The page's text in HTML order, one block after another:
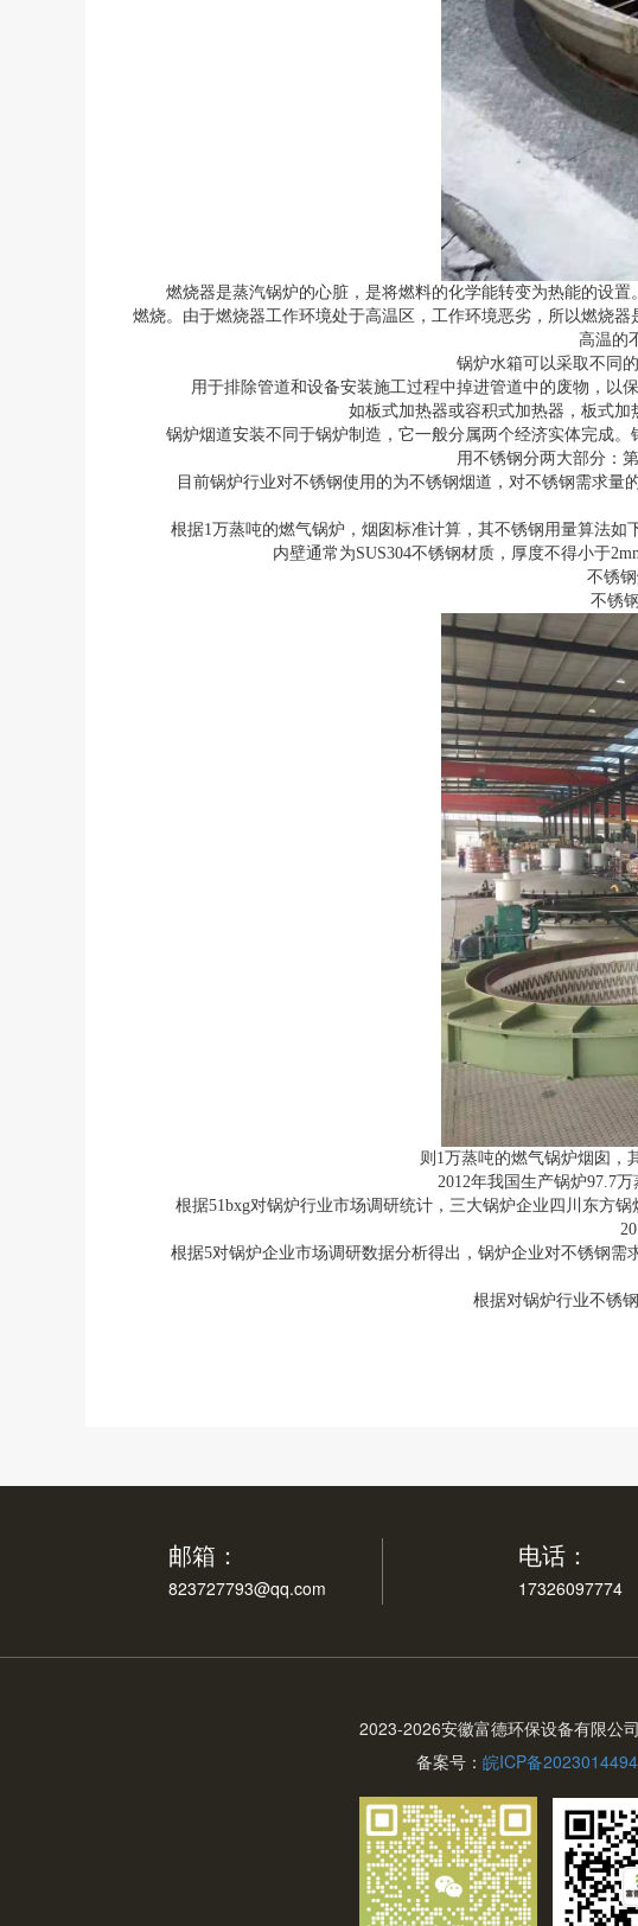
燃烧器是蒸汽锅炉的心脏，是将燃料的化学能转变为热能的设
燃烧。由于燃烧器工作环境处于高温区，工作环境恶劣，所以燃烧
高温的
锅炉水箱可以采取不同
用于排除管道和设备安装施工过程中掉进管道中的废物，以
如板式加热器或容积式加热器，板式加
锅炉烟道安装不同于锅炉制造，它一般分属两个经济实体完成
用不锈钢分两大部分：
目前锅炉行业对不锈钢使用的为不锈钢烟道，对不锈钢需求
根据1万蒸吨的燃气锅炉，烟囱标准计算，其不锈钢用量算法如
内壁通常为SUS304不锈钢材质，厚度不得小于
不锈
不锈
则1万蒸吨的燃气锅炉烟囱，
2012年我国生产锅炉97.7
根据51bxg对锅炉行业市场调研统计，三大锅炉企业四川东方
根据5对锅炉企业市场调研数据分析得出，锅炉企业对不锈钢需
根据对锅炉行业不锈
邮箱：
823727793@qq.com
电话：
17326097774
2023-2026安徽富德环保设备有限公
备案号： 皖ICP备